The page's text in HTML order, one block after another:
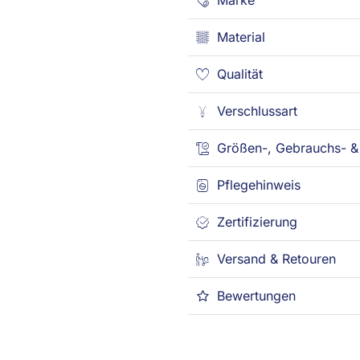
Material
Qualität
Verschlussart
Größen-, Gebrauchs-
Pflegehinweis
Zertifizierung
Versand & Retouren
Bewertungen